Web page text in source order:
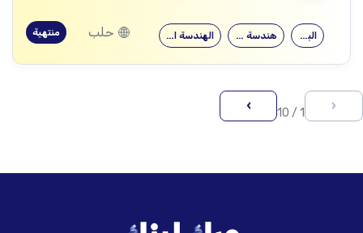
الهندسة المعلوماتية هندسة الحواسيب البرمجة حلب منتهية
‹
1 / 10
›